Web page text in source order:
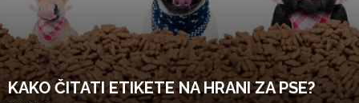
KAKO ČITATI ETIKETE NA HRANI ZA PSE?